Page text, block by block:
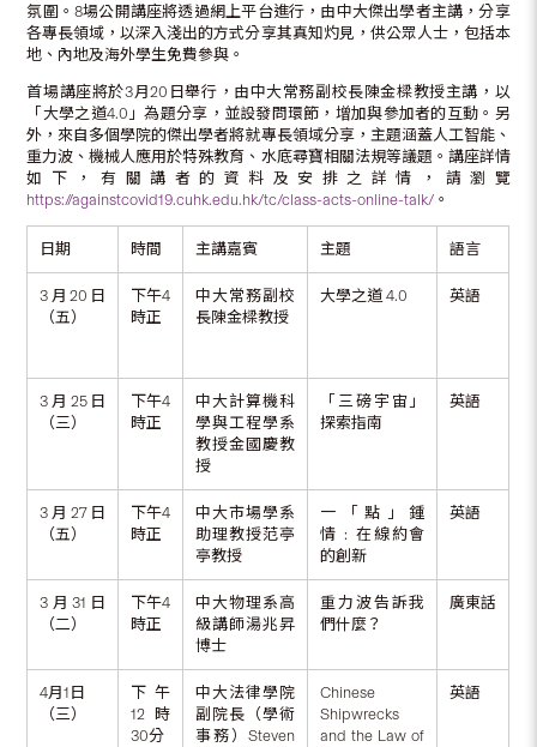
氛圍。8場公開講座將透過網上平台進行，由中大傑出學者主講，分享
各專長領域，以深入淺出的方式分享其真知灼見，供公眾人士，包括本
地、內地及海外學生免費參與。
首場講座將於3月20日舉行，由中大常務副校長陳金樑教授主講，以
「大學之道4.0」為題分享，並設發問環節，增加與參加者的互動。另
外，來自多個學院的傑出學者將就專長領域分享，主題涵蓋人工智能、
重力波、機械人應用於特殊教育、水底尋寶相關法規等議題。講座詳情
如下，有關講者的資料及安排之詳情，請瀏覽
https://againstcovid19.cuhk.edu.hk/tc/class-acts-online-talk/ 。
日期 時間 主講嘉賓 主題 語言
3月20日
（五）
下午4
時正
中大常務副校
長陳金樑教授
大學之道 4.0 英語
3月25日
（三）
下午4
時正
中大計算機科
學與工程學系
教授金國慶教
授
「三磅宇宙」
探索指南
英語
3月27日
（五）
下午4
時正
中大市場學系
助理教授范亭
亭教授
一「點」鍾
情﹕在線約會
的創新
英語
3月31日
（二）
下午4
時正
中大物理系高
級講師湯兆昇
博士
重力波告訴我
們什麼？
廣東話
4月1日
（三）
下午
12時
30分
中大法律學院
副院長（學術
事務）Steven
Chinese
Shipwrecks
and the Law of
英語